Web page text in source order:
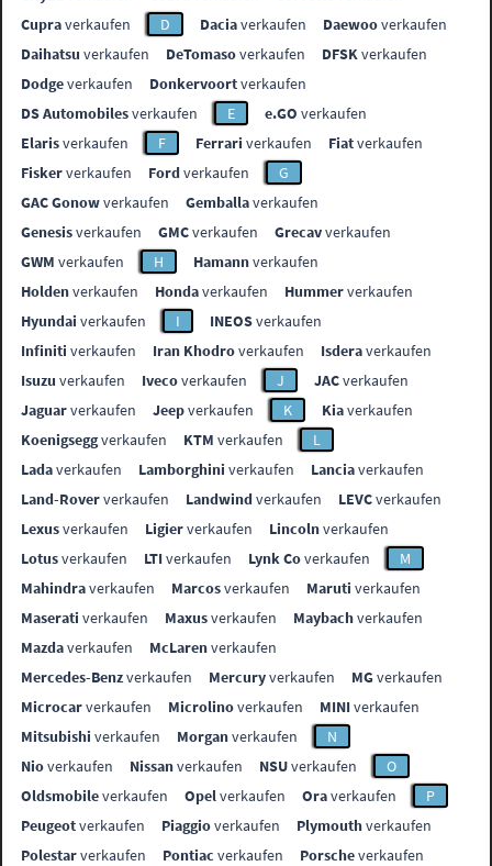
Cupraverkaufen D Daciaverkaufen Daewooverkaufen
Daihatsu verkaufen DeTomasoverkaufen DFSKverkaufen
Dodgeverkaufen Donkervoortverkaufen
DS Automobilesverkaufen E e.GO verkaufen
Elarisverkaufen F Ferrari verkaufen Fiatverkaufen
Fiskerverkaufen Fordverkaufen
G
GAC Gonowverkaufen Gemballaverkaufen
Genesisverkaufen GMCverkaufen Grecavverkaufen
GWM verkaufen H Hamannverkaufen
Holdenverkaufen Hondaverkaufen Hummerverkaufen
Hyundai verkaufen I INEOSverkaufen
Infiniti verkaufen Iran Khodroverkaufen Isderaverkaufen
Isuzu verkaufen Ivecoverkaufen J JACverkaufen
Jaguarverkaufen Jeepverkaufen K Kiaverkaufen
Koenigseggverkaufen KTM verkaufen
L
Ladaverkaufen Lamborghini verkaufen Lanciaverkaufen
Land-Roververkaufen Landwindverkaufen LEVCverkaufen
Lexusverkaufen Ligierverkaufen Lincolnverkaufen
Lotusverkaufen LTIverkaufen Lynk Coverkaufen
M
Mahindraverkaufen Marcosverkaufen Maruti verkaufen
Maserati verkaufen Maxusverkaufen Maybachverkaufen
Mazdaverkaufen McLarenverkaufen
Mercedes-Benzverkaufen Mercuryverkaufen MGverkaufen
Microcarverkaufen Microlinoverkaufen MINIverkaufen
Mitsubishi verkaufen Morganverkaufen
N
Nioverkaufen Nissanverkaufen NSUverkaufen
O
Oldsmobileverkaufen Opelverkaufen Oraverkaufen
P
Peugeotverkaufen Piaggioverkaufen Plymouthverkaufen
Polestarverkaufen Pontiac verkaufen Porscheverkaufen